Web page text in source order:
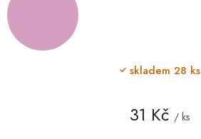
31 Kč / ks
skladem 28 ks